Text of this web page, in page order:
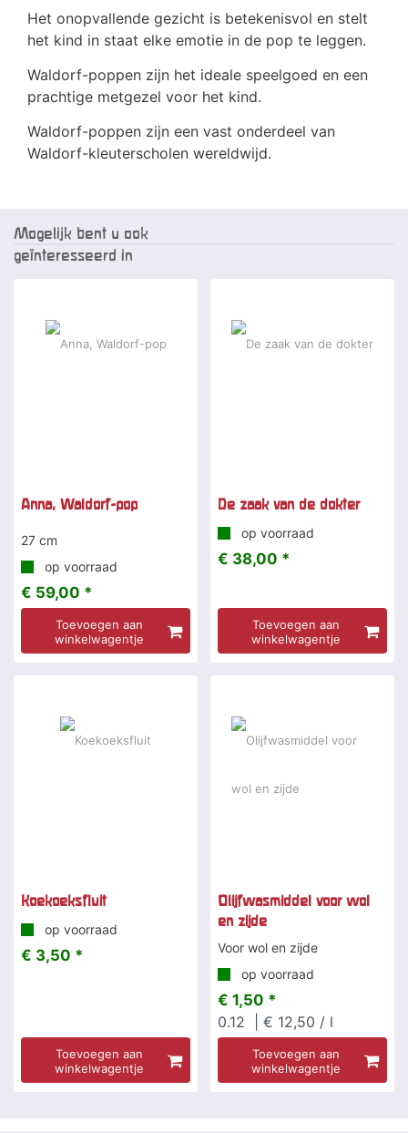
Het onopvallende gezicht is betekenisvol en stelt
het kind in staat elke emotie in de pop te leggen.
Waldorf-poppen zijn het ideale speelgoed en een
prachtige metgezel voor het kind.
Waldorf-poppen zijn een vast onderdeel van
Waldorf-kleuterscholen wereldwijd.
Mogelijk bent u ook
geïnteresseerd in
Anna, Waldorf-pop
27 cm
op voorraad
€ 59,00 *
Toevoegen aan
winkelwagentje
De zaak van de dokter
op voorraad
€ 38,00 *
Toevoegen aan
winkelwagentje
Koekoeksfluit
op voorraad
€ 3,50 *
Toevoegen aan
winkelwagentje
Olijfwasmiddel voor wol
en zijde
Voor wol en zijde
op voorraad
€ 1,50 *
0.12
| € 12,50 / l
Toevoegen aan
winkelwagentje